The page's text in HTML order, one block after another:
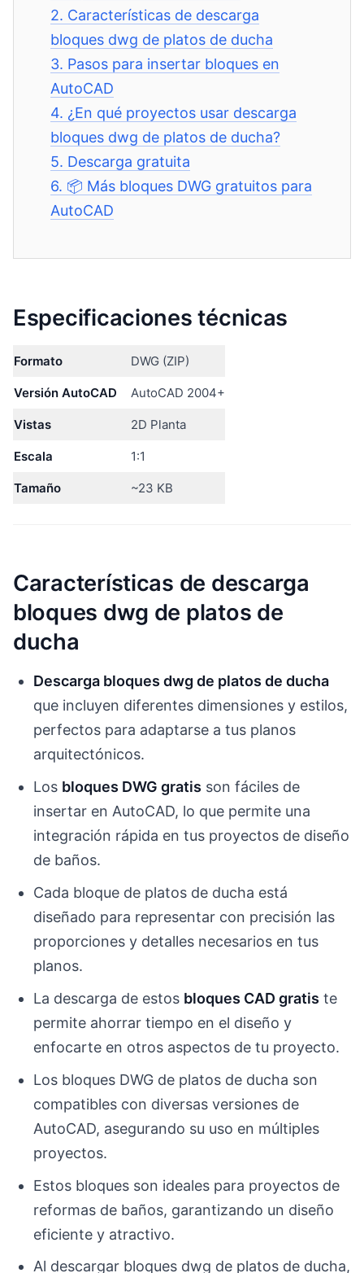
2. Características de descarga
bloques dwg de platos de ducha
3. Pasos para insertar bloques en
AutoCAD
4. ¿En qué proyectos usar descarga
bloques dwg de platos de ducha?
5. Descarga gratuita
6. 📦 Más bloques DWG gratuitos para
AutoCAD
Especificaciones técnicas
Formato DWG (ZIP)
Versión AutoCAD AutoCAD 2004+
Vistas 2D Planta
Escala 1:1
Tamaño ~23 KB
Características de descarga
bloques dwg de platos de
ducha
Descarga bloques dwg de platos de ducha
que incluyen diferentes dimensiones y estilos,
perfectos para adaptarse a tus planos
arquitectónicos.
Los bloques DWG gratis son fáciles de
insertar en AutoCAD, lo que permite una
integración rápida en tus proyectos de diseño
de baños.
Cada bloque de platos de ducha está
diseñado para representar con precisión las
proporciones y detalles necesarios en tus
planos.
La descarga de estos bloques CAD gratis te
permite ahorrar tiempo en el diseño y
enfocarte en otros aspectos de tu proyecto.
Los bloques DWG de platos de ducha son
compatibles con diversas versiones de
AutoCAD, asegurando su uso en múltiples
proyectos.
Estos bloques son ideales para proyectos de
reformas de baños, garantizando un diseño
eficiente y atractivo.
Al descargar bloques dwg de platos de ducha,